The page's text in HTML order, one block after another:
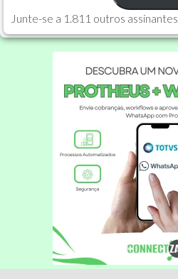
Junte-se a 1.811 outros assinantes